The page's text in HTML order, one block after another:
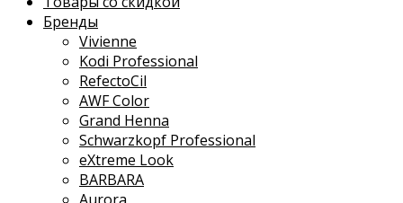
Бренды
Vivienne
Kodi Professional
RefectoCil
AWF Color
Grand Henna
Schwarzkopf Professional
eXtreme Look
BARBARA